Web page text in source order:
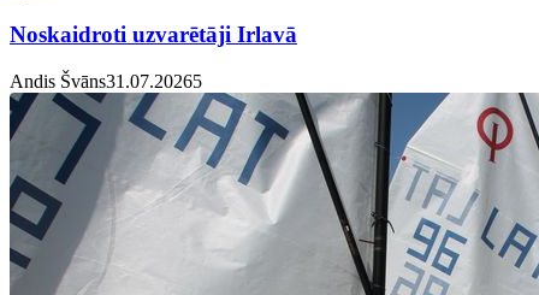
Noskaidroti uzvarētāji Irlavā
Andis Švāns31.07.20265